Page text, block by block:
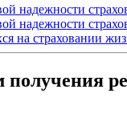
надежности
надежности
на страховании
получения